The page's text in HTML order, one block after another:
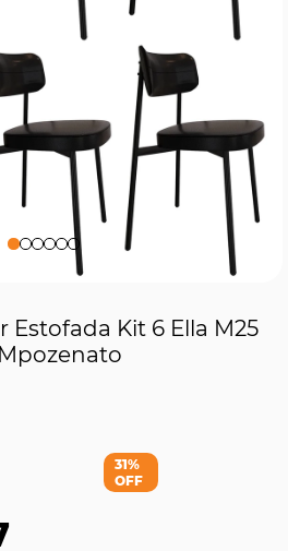
Estofada Kit 6 Ella M25
31%
OFF